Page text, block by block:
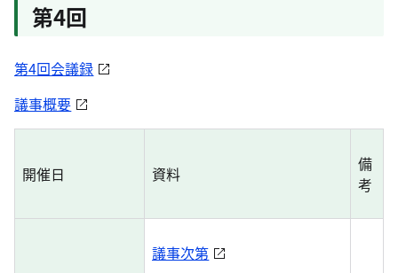
第4回
第4回会議録
議事概要
開催日 資料
備
考
議事次第